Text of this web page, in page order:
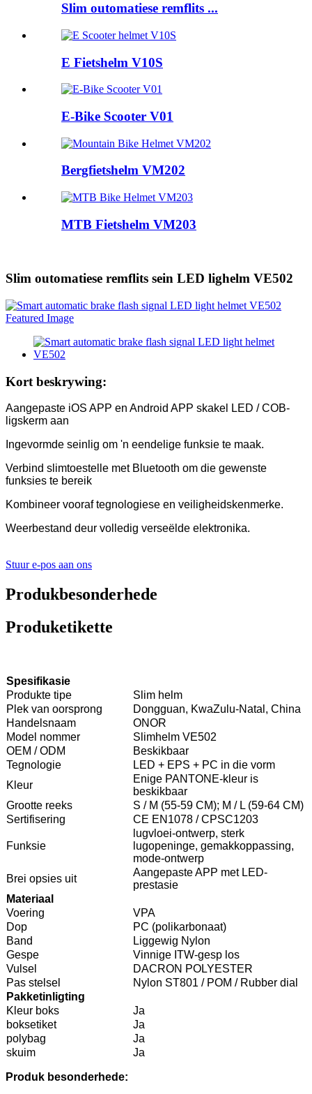
Slim outomatiese remflits ...
E Fietshelm V10S
E-Bike Scooter V01
Bergfietshelm VM202
MTB Fietshelm VM203
Slim outomatiese remflits sein LED lighelm VE502
Kort beskrywing:
Aangepaste iOS APP en Android APP skakel LED / COB-
ligskerm aan
Ingevormde seinlig om 'n eendelige funksie te maak.
Verbind slimtoestelle met Bluetooth om die gewenste
funksies te bereik
Kombineer vooraf tegnologiese en veiligheidskenmerke.
Weerbestand deur volledig verseëlde elektronika.
Stuur e-pos aan ons
Produkbesonderhede
Produketikette
Spesifikasie
Produkte tipe
Slim helm
Plek van oorsprong
Dongguan, KwaZulu-Natal, China
Handelsnaam
ONOR
Model nommer
Slimhelm VE502
OEM / ODM
Beskikbaar
Tegnologie
LED + EPS + PC in die vorm
Kleur
Enige PANTONE-kleur is
beskikbaar
Grootte reeks
S / M (55-59 CM); M / L (59-64 CM)
Sertifisering
CE EN1078 / CPSC1203
Funksie
lugvloei-ontwerp, sterk
lugopeninge, gemakkoppassing,
mode-ontwerp
Brei opsies uit
Aangepaste APP met LED-
prestasie
Materiaal
Voering
VPA
Dop
PC (polikarbonaat)
Band
Liggewig Nylon
Gespe
Vinnige ITW-gesp los
Vulsel
DACRON POLYESTER
Pas stelsel
Nylon ST801 / POM / Rubber dial
Pakketinligting
Kleur boks
Ja
boksetiket
Ja
polybag
Ja
skuim
Ja
Produk besonderhede: